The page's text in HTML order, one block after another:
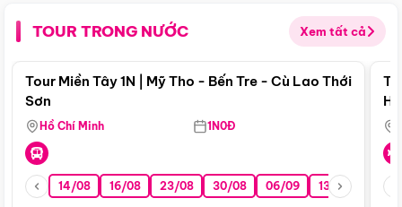
TOUR TRONG NƯỚC Xem tất cả
Điểm nổi bật
Tour Miền Tây 1N | Mỹ Tho - Bến Tre - Cù Lao Thới
Sơn
Hồ Chí Minh 1N0Đ
14/08 16/08 23/08 30/08 06/09 13/09 20/09